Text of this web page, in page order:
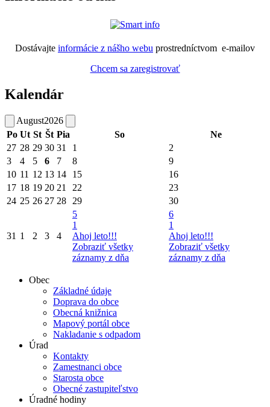
Dostávajte informácie z nášho webu prostredníctvom e-mailov
Chcem sa zaregistrovať
Kalendár
August2026
Po Ut St Št Pia So
Ne
27 28 29 30 31 1
2
3
4 5 6 7 8
9
10 11 12 13 14 15
16
17 18 19 20 21 22
23
24 25 26 27 28 29 30
31 1 2 3 4
5
1
Ahoj leto!!!
Zobraziť všetky
záznamy z dňa
6
1
Ahoj leto!!!
Zobraziť všetky
záznamy z dňa
Obec
Základné údaje
Doprava do obce
Obecná knižnica
Mapový portál obce
Nakladanie s odpadom
Úrad
Kontakty
Zamestnanci obce
Starosta obce
Obecné zastupiteľstvo
Úradné hodiny